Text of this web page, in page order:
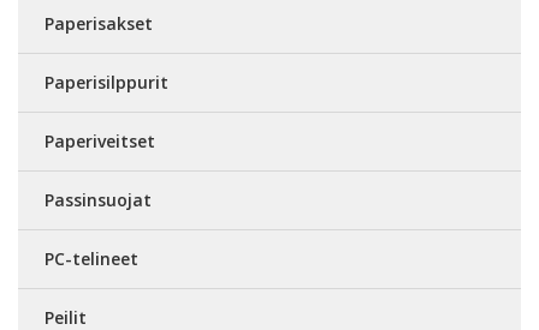
Paperisakset
Paperisilppurit
Paperiveitset
Passinsuojat
PC-telineet
Peilit